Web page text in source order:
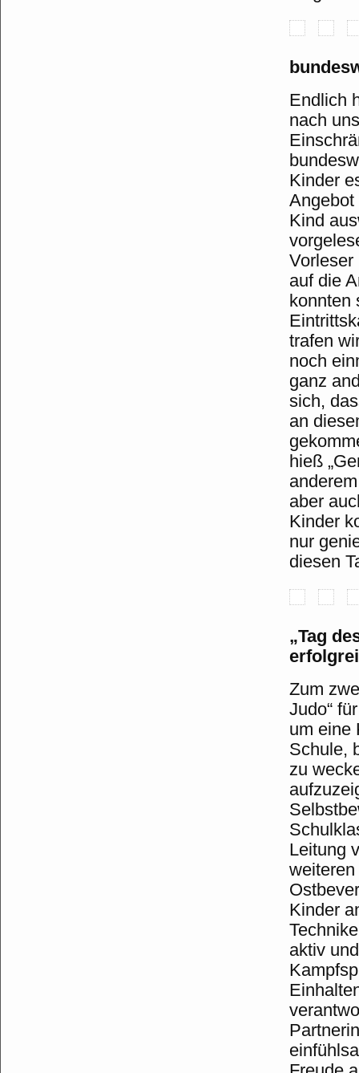
Endlich
nach
Kinder
Angebot
Kind
Vorleser
auf die
konnten
trafen
noch
ganz
sich,
an
hieß
aber
Kinder
nur
diesen
„Tag
e
Zum
Judo“
um eine
Schule,
zu
Leitung
Kinder
aktiv